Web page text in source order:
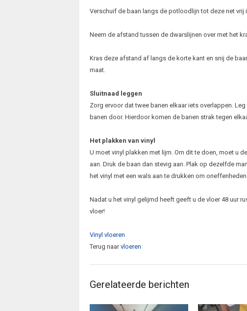
Verschuif de baan langs de potloodlijn tot deze net vrij
Neem de afstand tussen de dwarslijnen over met het
Kras deze afstand af langs de korte kant en snij de
maat.
Sluitnaad leggen
Zorg ervoor dat twee banen elkaar iets overlappen.
banen door. Hierdoor komen de banen strak tegen
Het plakken van vinyl
U moet vinyl plakken met lijm. Om dit te doen, moet u
aan. Druk de baan dan stevig aan. Plak op dezelfde
het vinyl met een wals aan te drukken om
Nadat u het vinyl gelijmd heeft geeft u de vloer 48 uur
vloer!
Vinyl vloeren
Terug naarvloeren
Gerelateerde berichten